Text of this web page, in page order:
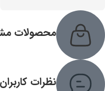
محصولات
نظرات